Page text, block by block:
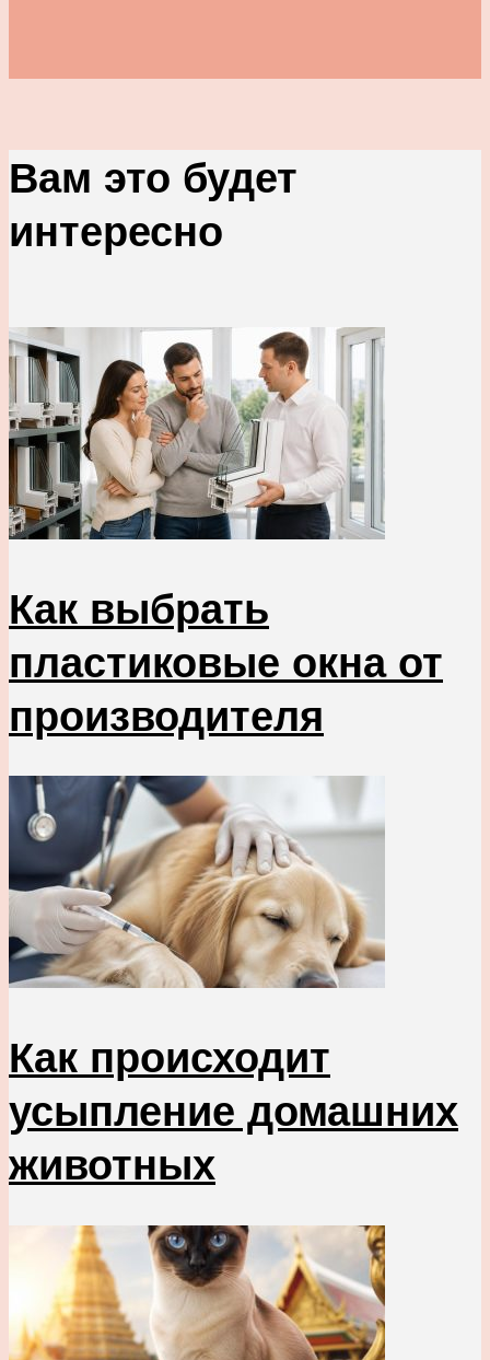
Вам это будет
интересно
Как выбрать
пластиковые окна от
производителя
Как происходит
усыпление домашних
животных